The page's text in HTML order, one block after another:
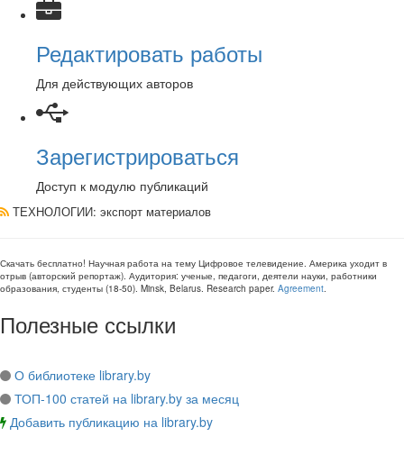
Редактировать работы
Для действующих авторов
Зарегистрироваться
Доступ к модулю публикаций
ТЕХНОЛОГИИ: экспорт материалов
Скачать бесплатно! Научная работа на тему Цифровое телевидение. Америка уходит в
отрыв (авторский репортаж). Аудитория: ученые, педагоги, деятели науки, работники
образования, студенты (18-50). Minsk, Belarus. Research paper. Agreement.
Полезные ссылки
О библиотеке library.by
ТОП-100 статей на library.by за месяц
Добавить публикацию на library.by